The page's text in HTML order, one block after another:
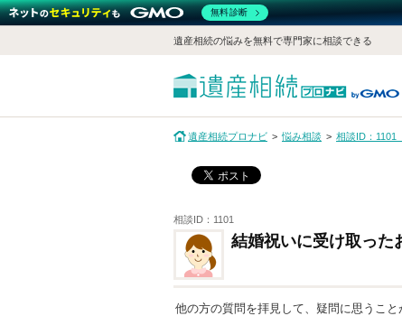
遺産相続の悩みを無料で専門家に相談できる
遺産相続プロナビ 悩み相談 相談ID：
相談ID：1101
結婚祝いに受け取った
他の方の質問を拝見して、疑問に思うこと
無料診断